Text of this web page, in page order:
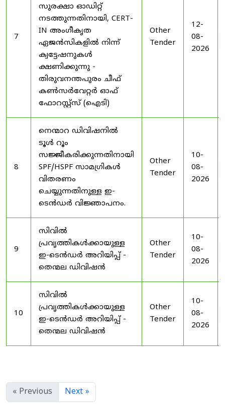
7
സുരക്ഷാ ഓഡിറ്റ്
നടത്തുന്നതിനായി, CERT-
IN അംഗീകൃത
ഏജൻസികളിൽ നിന്ന്
ക്വട്ടേഷനുകൾ
ക്ഷണിക്കുന്നു -
തിരുവനന്തപുരം ചീഫ്
കൺസർവേറ്റർ ഓഫ്
ഫോറസ്റ്റ്സ് (ഐടി)
Other
Tender
12-
08-
2026
8
നെന്മാറ ഡിവിഷനിൽ
ടൂൾ റൂം
സജ്ജീകരിക്കുന്നതിനായി
SPF/HSPF സാമഗ്രികൾ
വിതരണം
ചെയ്യുന്നതിനുള്ള ഇ-
ടെൻഡർ വിജ്ഞാപനം.
Other
Tender
10-
08-
2026
9
സിവിൽ
പ്രവൃത്തികൾക്കായുള്ള
ഇ-ടെൻഡർ അറിയിപ്പ് -
തെന്മല ഡിവിഷൻ
Other
Tender
10-
08-
2026
10
സിവിൽ
പ്രവൃത്തികൾക്കായുള്ള
ഇ-ടെൻഡർ അറിയിപ്പ് -
തെന്മല ഡിവിഷൻ
Other
Tender
10-
08-
2026
« Previous Next »